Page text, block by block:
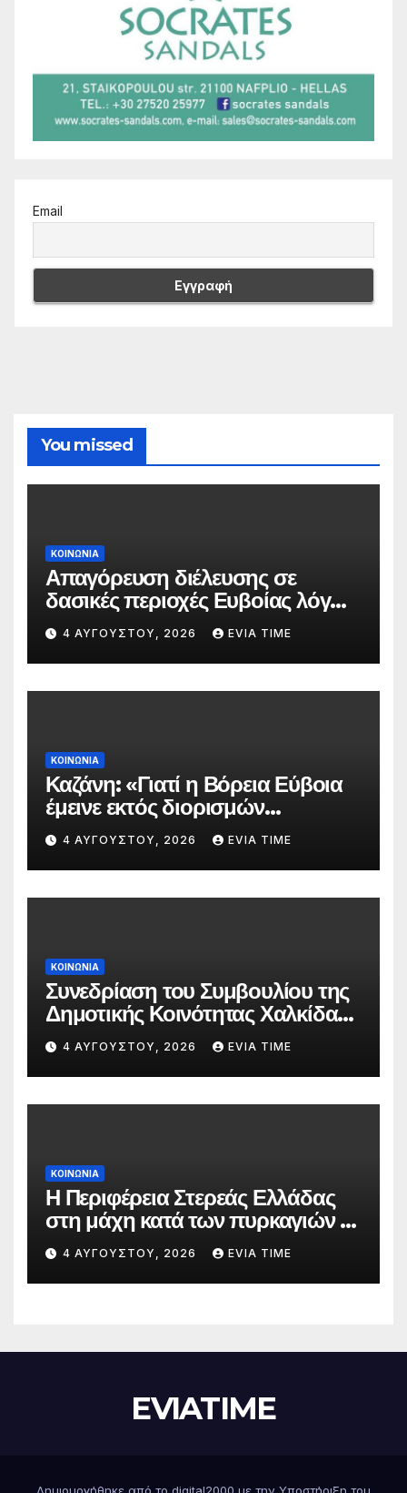
Email
You missed
ΚΟΙΝΩΝΙΑ
Απαγόρευση διέλευσης σε
δασικές περιοχές Ευβοίας λόγω
πολύ υψηλού κινδύνου
πυρκαγιάς
4 ΑΥΓΟΎΣΤΟΥ, 2026 EVIA TIME
ΚΟΙΝΩΝΙΑ
Καζάνη: «Γιατί η Βόρεια Εύβοια
έμεινε εκτός διορισμών
δασκάλων;»
4 ΑΥΓΟΎΣΤΟΥ, 2026 EVIA TIME
ΚΟΙΝΩΝΙΑ
Συνεδρίαση του Συμβουλίου της
Δημοτικής Κοινότητας Χαλκίδας
την 5 Αυγούστου
4 ΑΥΓΟΎΣΤΟΥ, 2026 EVIA TIME
ΚΟΙΝΩΝΙΑ
Η Περιφέρεια Στερεάς Ελλάδας
στη μάχη κατά των πυρκαγιών –
Δράσεις και στήριξη σε πέντε
περιφερειακές ενότητες
4 ΑΥΓΟΎΣΤΟΥ, 2026 EVIA TIME
EVIATIME